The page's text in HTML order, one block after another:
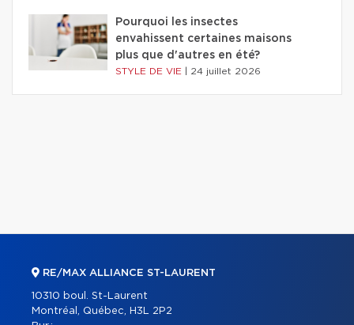
Pourquoi les insectes
envahissent certaines maisons
plus que d'autres en été?
STYLE DE VIE 24 juillet 2026
RE/MAX ALLIANCE ST-LAURENT
10310 boul. St-Laurent
Montréal, Québec, H3L 2P2